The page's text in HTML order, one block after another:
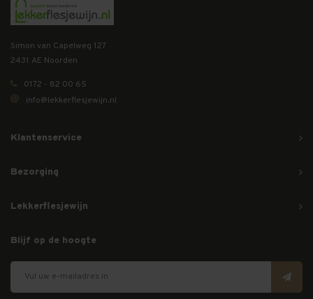
Simon van Capelweg 127
2431 AE Noorden
0172 - 82 00 65
info@lekkerflesjewijn.nl
Klantenservice
Bezorging
Lekkerflesjewijn
Blijf op de hoogte